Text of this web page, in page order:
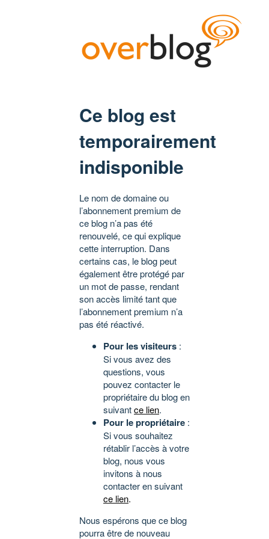
Ce blog est
temporairement
indisponible
Le nom de domaine ou
l’abonnement premium de
ce blog n’a pas été
renouvelé, ce qui explique
cette interruption. Dans
certains cas, le blog peut
également être protégé par
un mot de passe, rendant
son accès limité tant que
l’abonnement premium n’a
pas été réactivé.
Pour les visiteurs :
Si vous avez des
questions, vous
pouvez contacter le
propriétaire du blog en
suivantce lien.
Pour le propriétaire :
Si vous souhaitez
rétablir l’accès à votre
blog, nous vous
invitons à nous
contacter en suivant
ce lien.
Nous espérons que ce blog
pourra être de nouveau